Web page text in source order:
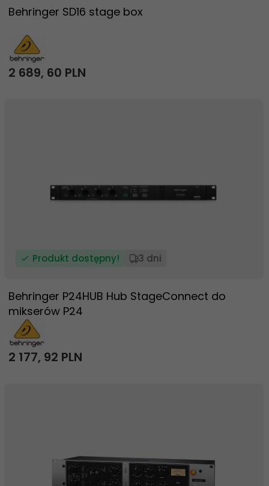
Behringer SD16 stage box
2 689, 60 PLN
Produkt dostępny! 3 dni
Behringer P24HUB Hub StageConnect do
mikserów P24
2 177, 92 PLN